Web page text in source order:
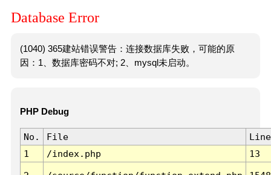
Database Error
(1040) 365建站错误警告：连接数据库失败，可能的原
因：1、数据库密码不对; 2、mysql未启动。
PHP Debug
No. File
Line
1
/index.php 13